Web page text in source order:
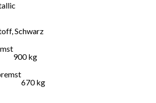
Schwarz
900 kg
670 kg